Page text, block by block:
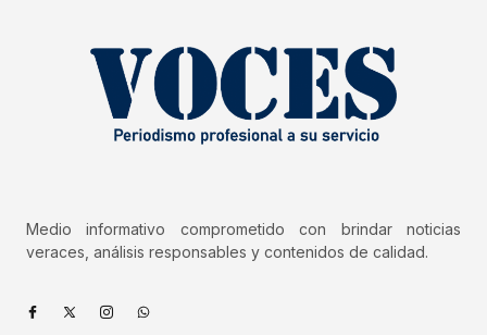
Medio informativo comprometido con brindar noticias
veraces, análisis responsables y contenidos de calidad.